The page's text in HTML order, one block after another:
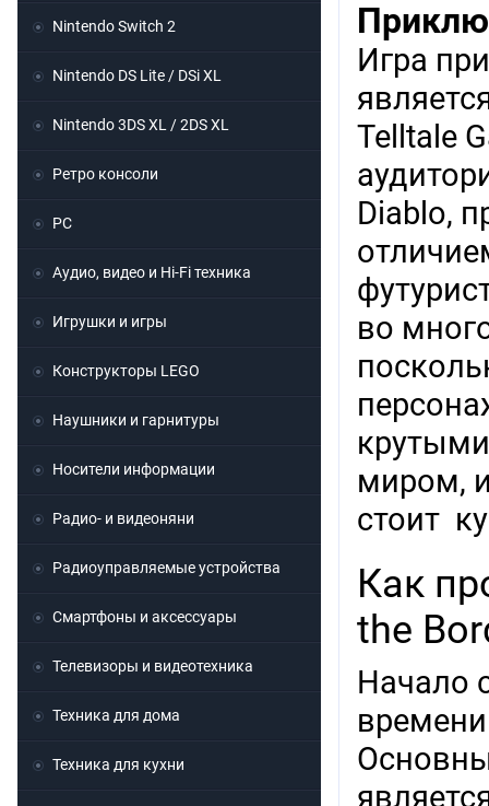
Игра
Telltale
Diablo,
во
миром,
стоит
Как
the
Начало
Nintendo Switch 2
Nintendo DS Lite / DSi XL
Nintendo 3DS XL / 2DS XL
Ретро консоли
PC
Аудио, видео и Hi-Fi техника
Игрушки и игры
Конструкторы LEGO
Наушники и гарнитуры
Носители информации
Радио- и видеоняни
Радиоуправляемые устройства
Смартфоны и аксессуары
Телевизоры и видеотехника
Техника для дома
Техника для кухни